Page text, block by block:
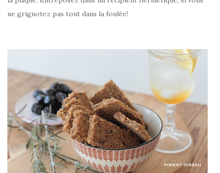
ne grignotez pas tout dans la foulée!